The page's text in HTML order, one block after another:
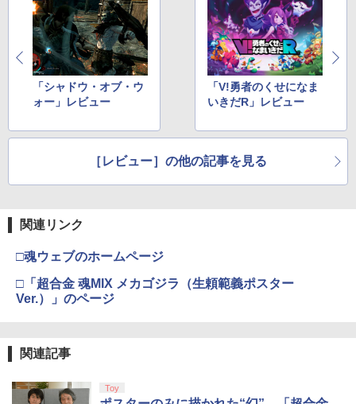
￥8,020
【純正品】Xbox 充電式バッテリー + US
B-C ケーブル
【国内正規品】Thrustmaster スラスト
マスター TH8S シフター - PC、PS4、P
ナル三方背収納ケース付きコレクション)
(オリジナル特典:オリジナル巾着＋メー
カー特典:【坤と離】二振りの剣、十翼よ
り来たる！スタジオ描き下ろしイラスト
ボード付) [Blu-ray]
￥10,780
劇場版「鬼滅の刃」無限城編 第一章 猗
窩座再来 完全生産限定版 [Blu-ray]
5
【Amazon.co.jp限定】劇場版モノノ怪
第三章 蛇神 (オリジナル特典:オリジナル
巾着＋メーカー特典:【坤と離】二振りの
「シャドウ・オブ・ウ
ォー」レビュー
「V!勇者のくせになま
いきだR」レビュー
［レビュー］の他の記事を見る
関連リンク
□魂ウェブのホームページ
□「超合金 魂MIX メカゴジラ（生頼範義ポスター
Ver.）」のページ
関連記事
Toy